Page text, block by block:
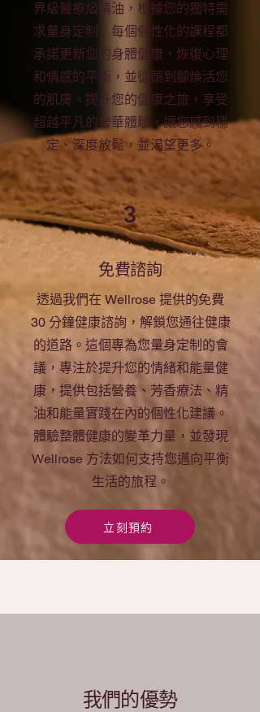
界級醫療級精油，根據您的獨特需
求量身定制。每個個性化的課程都
承諾更新您的身體健康，恢復心理
和情感的平衡，並從頭到腳煥活您
的肌膚。提升您的健康之旅，享受
超越平凡的奢華體驗，讓您感到穩
定、深度放鬆，並渴望更多。
3
免費諮詢
透過我們在 Wellrose 提供的免費
30 分鐘健康諮詢，解鎖您通往健康
的道路。這個專為您量身定制的會
議，專注於提升您的情緒和能量健
康，提供包括營養、芳香療法、精
油和能量實踐在內的個性化建議。
體驗整體健康的變革力量，並發現
Wellrose 方法如何支持您邁向平衡
生活的旅程。
立刻預約
我們的優勢